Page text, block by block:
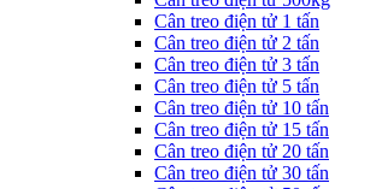
Cân treo điện tử 1 tấn
Cân treo điện tử 2 tấn
Cân treo điện tử 3 tấn
Cân treo điện tử 5 tấn
Cân treo điện tử 10 tấn
Cân treo điện tử 15 tấn
Cân treo điện tử 20 tấn
Cân treo điện tử 30 tấn